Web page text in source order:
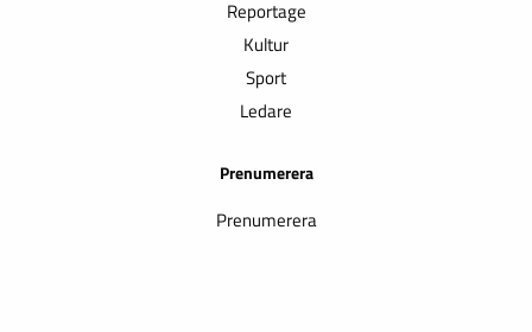
Reportage
Kultur
Sport
Ledare
Prenumerera
Prenumerera